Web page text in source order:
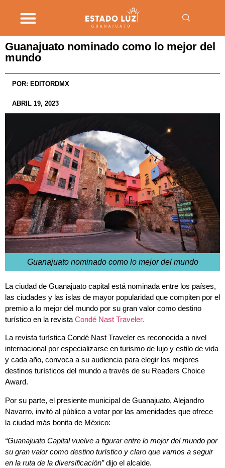
Guanajuato nominado como lo mejor del
mundo
POR: EDITORDMX
ABRIL 19, 2023
Guanajuato nominado como lo mejor del mundo
La ciudad de Guanajuato capital está nominada entre los países,
las ciudades y las islas de mayor popularidad que compiten por el
premio a lo mejor del mundo por su gran valor como destino
turístico en la revista Condé Nast Traveler.
La revista turística Condé Nast Traveler es reconocida a nivel
internacional por especializarse en turismo de lujo y estilo de vida
y cada año, convoca a su audiencia para elegir los mejores
destinos turísticos del mundo a través de su Readers Choice
Award.
Por su parte, el presiente municipal de Guanajuato, Alejandro
Navarro, invitó al público a votar por las amenidades que ofrece
la ciudad más bonita de México:
“Guanajuato Capital vuelve a figurar entre lo mejor del mundo por
su gran valor como destino turístico y claro que vamos a seguir
en la ruta de la diversificación”dijo el alcalde.